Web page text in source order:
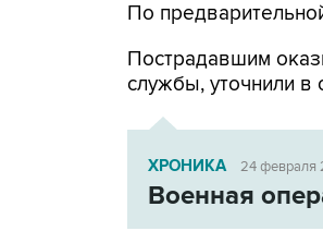
По
Пострадавшим
службы, уточнили
ХРОНИКА 24 февраля
Военная